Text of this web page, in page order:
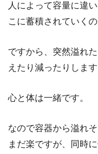
人によって容量に違
こに蓄積されていくの
ですから、突然溢れ
えたり減ったりします
心と体は一緒です。
なので容器から溢れ
まだ楽ですが、同時